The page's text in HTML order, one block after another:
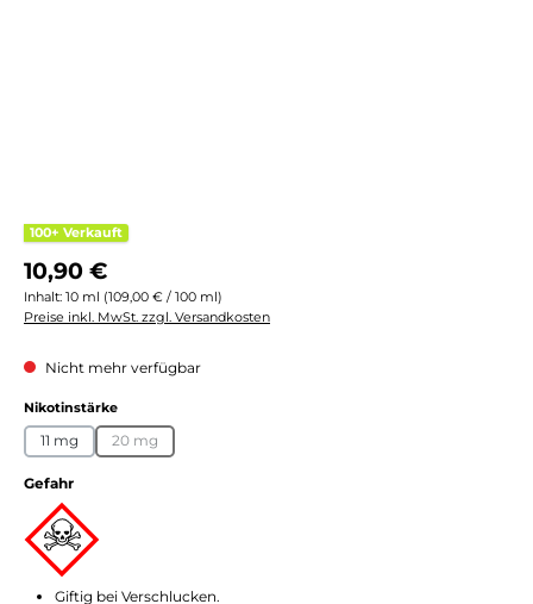
100+ Verkauft
Regulärer Preis:
10,90 €
Inhalt: 10 ml (109,00 € / 100 ml)
Preise inkl. MwSt. zzgl. Versandkosten
Nicht mehr verfügbar
Nikotinstärkeauswählen
11 mg 20 mg
(Diese Option ist zurzeit nicht verfügbar.)
Gefahr
Giftig bei Verschlucken.